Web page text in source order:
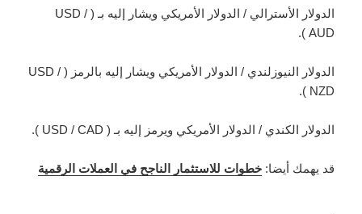
الدولار الأسترالي / الدولار الأمريكي ويشار إليه بـ ( USD /
AUD ).
الدولار النيوزلندي / الدولار الأمريكي ويشار إليه بالرمز ( USD /
NZD ).
الدولار الكندي / الدولار الأمريكي ويرمز إليه بـ ( USD / CAD ).
قد يهمك أيضا:خطوات للاستثمار الناجح في العملات الرقمية